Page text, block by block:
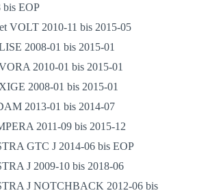
bis EOP
VOLT 2010-11 bis 2015-05
2008-01 bis 2015-01
2010-01 bis 2015-01
2008-01 bis 2015-01
2013-01 bis 2014-07
2011-09 bis 2015-12
GTC J 2014-06 bis EOP
J 2009-10 bis 2018-06
J NOTCHBACK 2012-06 bis